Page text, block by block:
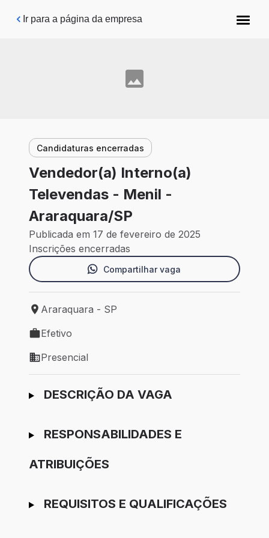
Pular para o conteúdo principal
Ir para a página da empresa
Candidaturas encerradas
Vendedor(a) Interno(a)
Televendas - Menil -
Araraquara/SP
Publicada em 17 de fevereiro de 2025
Inscrições encerradas
Compartilhar vaga
Local de trabalho: Araraquara - SP
Araraquara - SP
Tipo de vaga: Efetivo
Efetivo
Modelo de trabalho: Presencial
Presencial
Ir para candidatura
DESCRIÇÃO DA VAGA
RESPONSABILIDADES E
ATRIBUIÇÕES
REQUISITOS E QUALIFICAÇÕES